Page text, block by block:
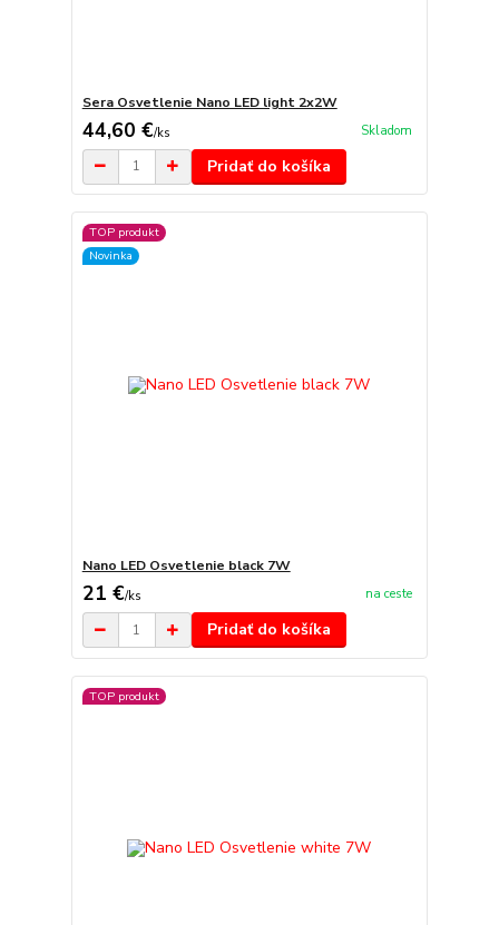
Sera Osvetlenie Nano LED light 2x2W
44,60 €/ks Skladom
Pridať do košíka
TOP produkt
Novinka
Nano LED Osvetlenie black 7W
21 €/ks na ceste
Pridať do košíka
TOP produkt